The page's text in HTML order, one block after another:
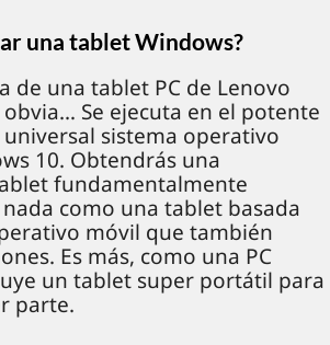
una tablet Windows?
de una tablet PC de Lenovo
Se ejecuta en el potente
sistema operativo
10. Obtendrás una
fundamentalmente
como una tablet basada
móvil que también
Es más, como una PC
un tablet super portátil para
parte.